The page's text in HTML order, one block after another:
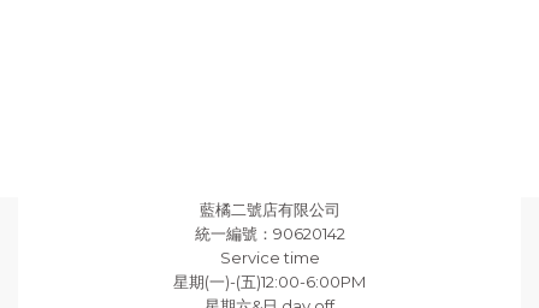
藍橘二號店有限公司
統一編號：90620142
Service time
星期(一)-(五)12:00-6:00PM